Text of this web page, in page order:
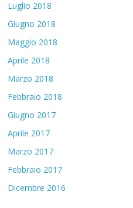
Luglio 2018
Giugno 2018
Maggio 2018
Aprile 2018
Marzo 2018
Febbraio 2018
Giugno 2017
Aprile 2017
Marzo 2017
Febbraio 2017
Dicembre 2016